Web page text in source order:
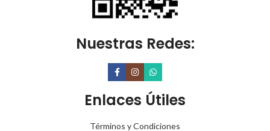
Nuestras Redes:
Enlaces Útiles
Términos y Condiciones